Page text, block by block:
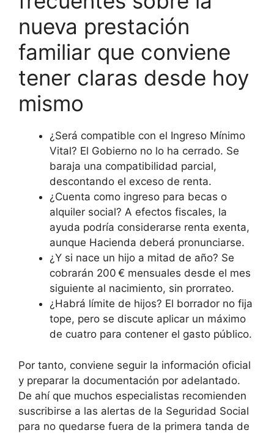
nueva prestación
familiar que conviene
tener claras desde hoy
mismo
¿Será compatible con el Ingreso Mínimo
Vital? El Gobierno no lo ha cerrado. Se
baraja una compatibilidad parcial,
descontando el exceso de renta.
¿Cuenta como ingreso para becas o
alquiler social? A efectos fiscales, la
ayuda podría considerarse renta exenta,
aunque Hacienda deberá pronunciarse.
¿Y si nace un hijo a mitad de año? Se
cobrarán 200 € mensuales desde el mes
siguiente al nacimiento, sin prorrateo.
¿Habrá límite de hijos? El borrador no fija
tope, pero se discute aplicar un máximo
de cuatro para contener el gasto público.
Por tanto, conviene seguir la información oficial
y preparar la documentación por adelantado.
De ahí que muchos especialistas recomienden
suscribirse a las alertas de la Seguridad Social
para no quedarse fuera de la primera tanda de